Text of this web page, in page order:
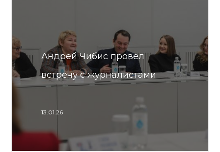
Андрей Чибис провел
встречу с журналистами
13.01.26